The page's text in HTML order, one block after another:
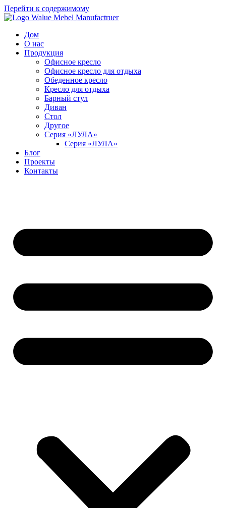
Перейти к содержимому
Дом
О нас
Продукция
Офисное кресло
Офисное кресло для отдыха
Обеденное кресло
Кресло для отдыха
Барный стул
Диван
Стол
Другое
Серия «ЛУЛА»
Серия «ЛУЛА»
Блог
Проекты
Контакты